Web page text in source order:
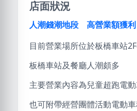
店面狀況
人潮錢潮地段 高營業額獲
目前營業場所位於板橋車站
板橋車站及餐廳人潮頗多
主要營業內容為兒童超跑電
也可附帶經營團體活動電動